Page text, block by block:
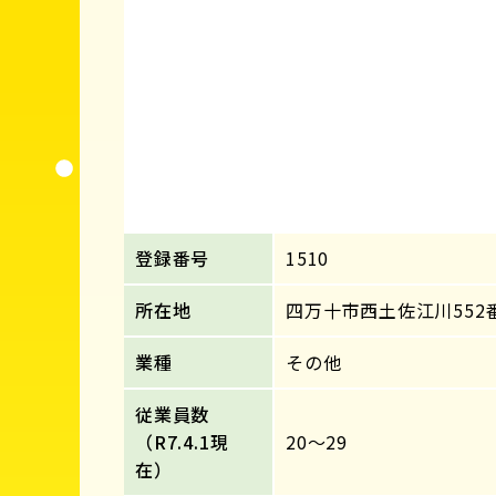
登録番号
1510
所在地
四万十市西土佐江川552
業種
その他
従業員数
（R7.4.1現
在）
20～29